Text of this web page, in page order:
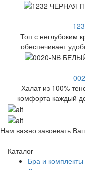
Топ с неглубоким
обеспечивает
Халат из 100%
комфорта каждый
Нам важно завоевать
Каталог
Бра и комплекты